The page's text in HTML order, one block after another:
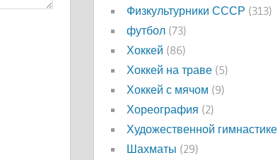
Физкультурники СССР (313)
футбол (73)
Хоккей (86)
Хоккей на траве (5)
Хоккей с мячом (9)
Хореография (2)
Художественной гимнастике
Шахматы (29)